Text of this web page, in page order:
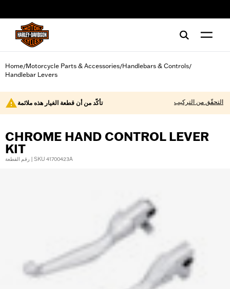
Home/Motorcycle Parts & Accessories/Handlebars & Controls/
Handlebar Levers
تأكّد من أن قطعة الغيار هذه ملائمة التحقّق من التركيب
CHROME HAND CONTROL LEVER
KIT
رقم القطعة | SKU 41700423A